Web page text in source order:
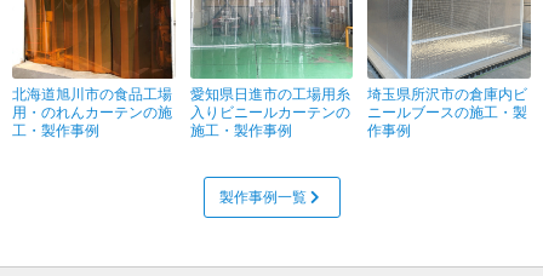
北海道旭川市の食品工場
用・のれんカーテンの施
工・製作事例
愛知県日進市の工場用糸
入りビニールカーテンの
施工・製作事例
埼玉県所沢市の倉庫内ビ
ニールブースの施工・製
作事例
製作事例一覧